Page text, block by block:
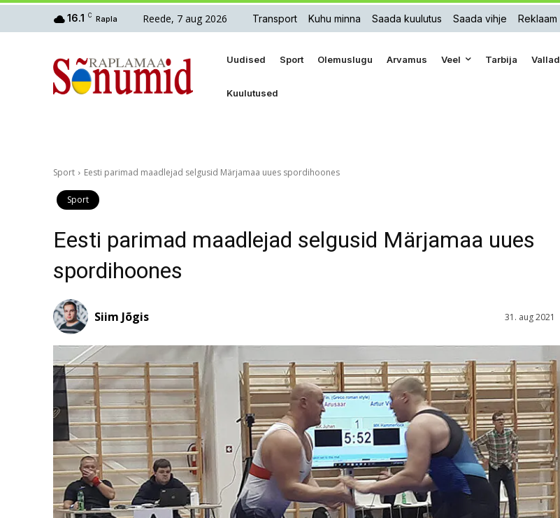
16.1 C Rapla Reede, 7 aug 2026 Transport Kuhu minna Saada kuulutus Saada vihje Reklaam
Uudised Sport Olemuslugu Arvamus Veel Tarbija Vallad
Kuulutused
Sport Eesti parimad maadlejad selgusid Märjamaa uues spordihoones
Sport
Eesti parimad maadlejad selgusid Märjamaa uues
spordihoones
31. aug 2021
Siim Jõgis